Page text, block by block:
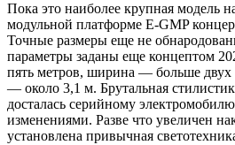
Пока это наиболее крупная модель
модульной платформе E-GMP
Точные размеры еще не
параметры заданы еще концептом
пять метров, ширина — больше двух
— около 3,1 м. Брутальная
досталась серийному
изменениями. Разве что увеличен
установлена привычная